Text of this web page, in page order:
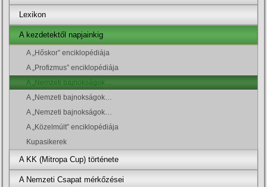
Lexikon
A kezdetektől napjainkig
A „Hőskor” enciklopédiája
A „Profizmus” enciklopédiája
A „Nemzeti bajnokságok…
A „Nemzeti bajnokságok…
A „Nemzeti bajnokságok…
A „Közelmúlt” enciklopédiája
Kupasikerek
A KK (Mitropa Cup) története
A Nemzeti Csapat mérkőzései